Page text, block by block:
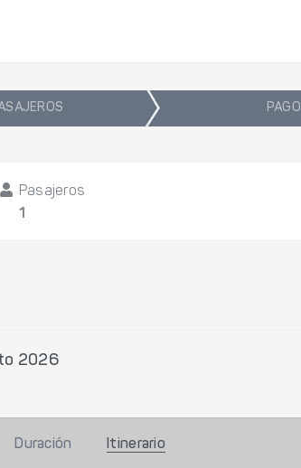
PAGO
Pasajeros
1
2026
Duración Itinerario